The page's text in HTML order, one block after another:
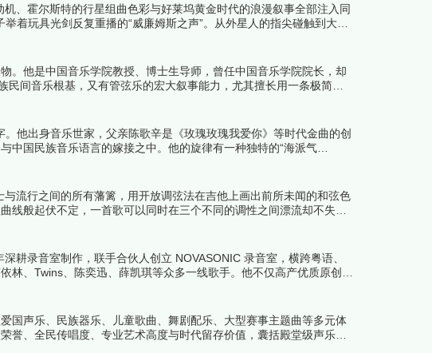
、霍尔斯特的行星组曲色彩与好莱坞黄金时代的浪漫叙事全部注入同
着玩具光剑反复重播的“威廉姆斯之声”。从外星人的指尖碰触到大白
前钢琴手用六十年创作生涯证明了交响管弦乐在21世纪的大众文化
。他是中国音乐学院教授、博士生导师，曾任中国音乐学院院长，却
间音乐根基，又有管弦乐的宏大叙事能力，尤其擅长用一条极简的
《唐山大地震》，他写的主题曲往往成为一代观众的集体记忆。这
来看看详细名单吧！
他出身音乐世家，父亲陈歌辛是《玫瑰玫瑰我爱你》等时代金曲的创
中国民族音乐语言的嫁接之中。他的旋律有一种独特的“海派气
的摩登与怀旧交织的复杂美感。这份榜单从他的全部作曲作品中遴
流行之间的所有藩篱，用开放调弦法在吉他上画出前所未闻的和弦色
般起伏不定，一首歌可以同时在三个不同的调性之间漂流却不失内
明了一件事：流行歌曲可以像任何伟大的艺术作品一样复杂、深邃且
耕录音室制作，联手合伙人创立 NOVASONIC 录音室，横跨粤语、
林、Twins、陈奕迅、薛凯琪等众多一线歌手。他不仅高产优质原创旋
幕后作曲人。下面跟着榜中榜编辑一起来看看详细名单吧！
国声乐、民族器乐、儿童歌曲、舞剧配乐、大型赛事主题曲等多元体
誉、全民传唱度、专业艺术高度与时代留存价值，囊括殿堂级声乐、